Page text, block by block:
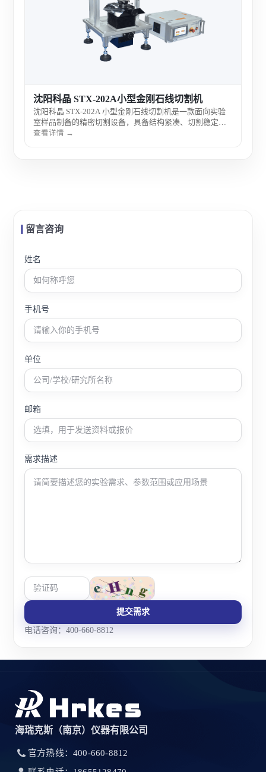
沈阳科晶 STX-202A小型金刚石线切割机
沈阳科晶 STX-202A 小型金刚石线切割机是一款面向实验
室样品制备的精密切割设备，具备结构紧凑、切割稳定与
操作灵活等特点，适用于多种硬脆材料的低损伤切割，广
查看详情 →
留言咨询
姓名
手机号
单位
邮箱
需求描述
提交需求
电话咨询：400-660-8812
海瑞克斯（南京）仪器有限公司
官方热线：400-660-8812